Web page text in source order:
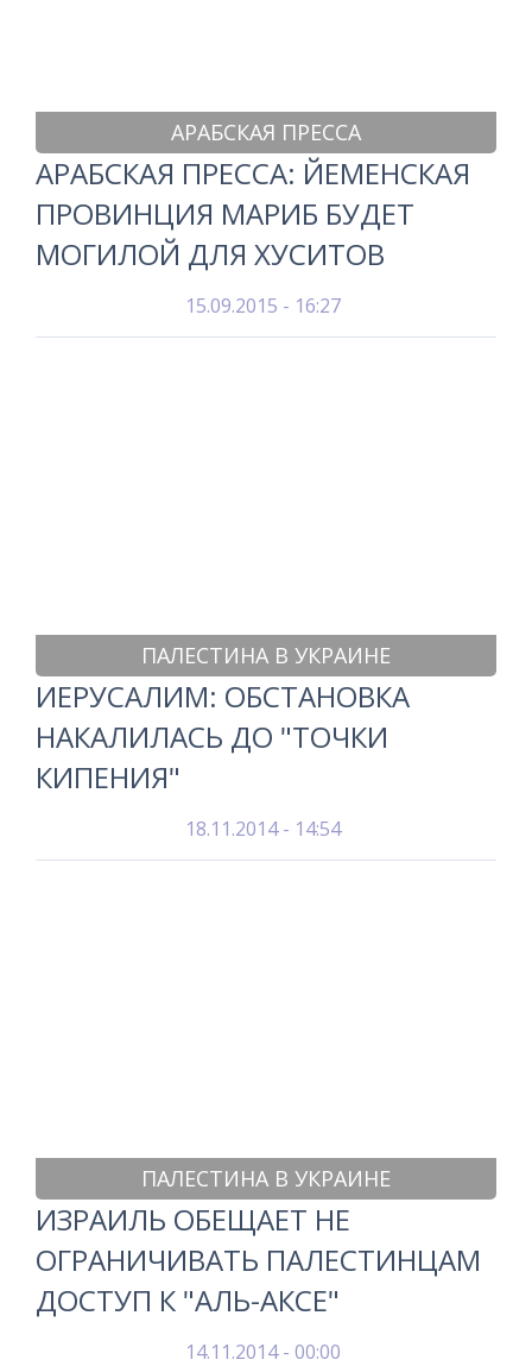
АРАБСКАЯ ПРЕССА
АРАБСКАЯ ПРЕССА: ЙЕМЕНСКАЯ
ПРОВИНЦИЯ МАРИБ БУДЕТ
МОГИЛОЙ ДЛЯ ХУСИТОВ
15.09.2015 - 16:27
ПАЛЕСТИНА В УКРАИНЕ
ИЕРУСАЛИМ: ОБСТАНОВКА
НАКАЛИЛАСЬ ДО "ТОЧКИ
КИПЕНИЯ"
18.11.2014 - 14:54
ПАЛЕСТИНА В УКРАИНЕ
ИЗРАИЛЬ ОБЕЩАЕТ НЕ
ОГРАНИЧИВАТЬ ПАЛЕСТИНЦАМ
ДОСТУП К "АЛЬ-АКСЕ"
14.11.2014 - 00:00